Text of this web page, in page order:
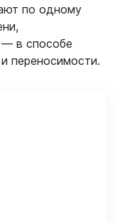
по одному
в способе
переносимости.